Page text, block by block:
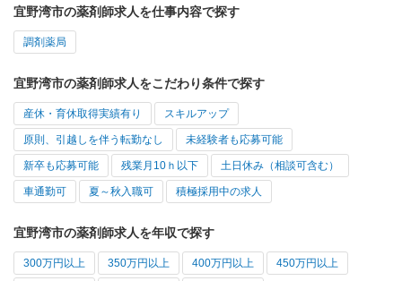
宜野湾市の薬剤師求人を仕事内容で探す
調剤薬局
宜野湾市の薬剤師求人をこだわり条件で探す
産休・育休取得実績有り スキルアップ
原則、引越しを伴う転勤なし 未経験者も応募可能
新卒も応募可能 残業月10ｈ以下 土日休み（相談可含む）
車通勤可 夏～秋入職可 積極採用中の求人
宜野湾市の薬剤師求人を年収で探す
300万円以上 350万円以上 400万円以上 450万円以上